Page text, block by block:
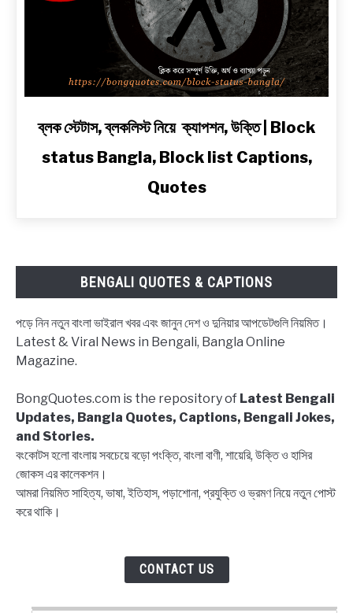
link
Bangla,
Block
list
Quotes
ব্লক স্টেটাস, ব্লকলিস্ট নিয়ে ক্যাপশন, উক্তি | Block
status Bangla, Block list Captions,
Quotes
BENGALI QUOTES & CAPTIONS
পড়ে নিন নতুন বাংলা ভাইরাল খবর এবং জানুন দেশ ও দুনিয়ার আপডেটগুলি নিয়মিত।
Latest & Viral News in Bengali, Bangla Online
Magazine.
BongQuotes.com is the repository of Latest Bengali
Updates, Bangla Quotes, Captions, Bengali Jokes,
and Stories.
বংকোটস হলো বাংলায় সবচেয়ে বড়ো পংক্তি, বাংলা বাণী, শায়েরি, উক্তি ও হাসির
জোকস এর কালেকশন।
আমরা নিয়মিত সাহিত্য, ভাষা, ইতিহাস, পড়াশোনা, প্রযুক্তি ও ভ্রমণ নিয়ে নতুন পোস্ট
করে থাকি।
CONTACT US